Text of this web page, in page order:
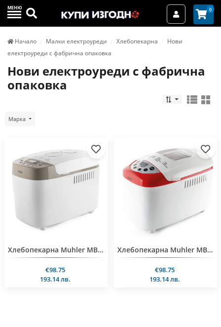
МЕНЮ Търси Вход / 0
Начало Малки електроуреди Хлебопекарна
Нови
електроуреди с фабрична опаковка
Нови електроуреди с фабрична
опаковка
Марка
Хлебопекарна Muhler MBM-1509, две бъркалки, бял-сив
€98.75
193.14 лв.
Хлебопекарна Muhler MBM-1502, две бъркалки, бял-червен
€98.75
193.14 лв.